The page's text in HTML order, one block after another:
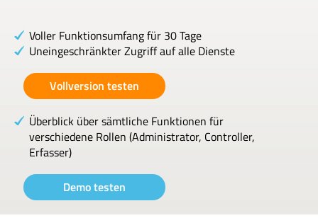
Voller Funktionsumfang für 30 Tage
Uneingeschränkter Zugriff auf alle Dienste
Vollversion testen
Überblick über sämtliche Funktionen für
verschiedene Rollen (Administrator, Controller,
Erfasser)
Demo testen